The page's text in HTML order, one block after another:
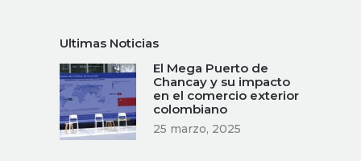
Ultimas Noticias
El Mega Puerto de
Chancay y su impacto
en el comercio exterior
colombiano
25 marzo, 2025